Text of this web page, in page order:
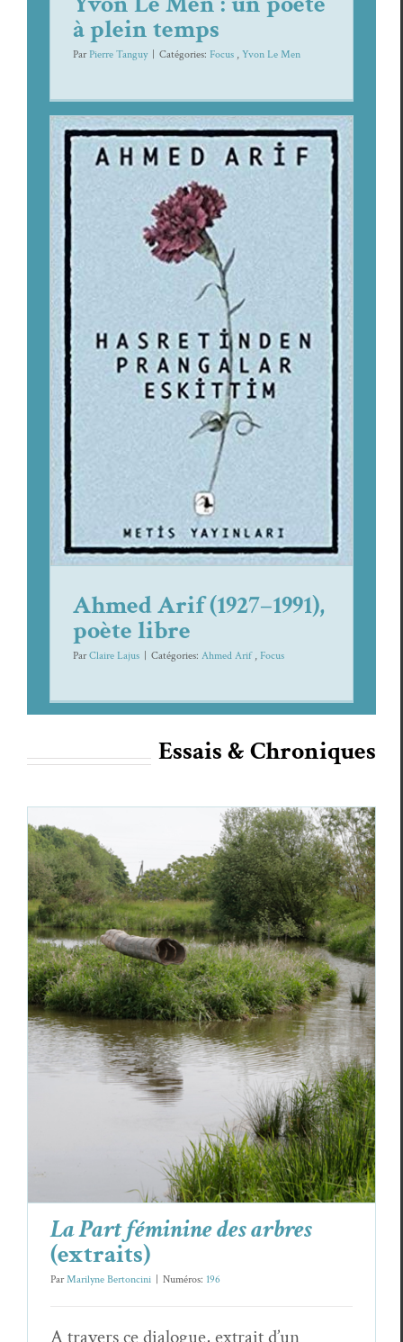
à plein temps
ParPierre Tanguy Caté­gories: Focus , Yvon Le Men
Ahmed Arif (1927–1991),
poète libre
Ahmed Arif Focus
Ahmed Arif (1927–1991),
poète libre
ParClaire Lajus Caté­gories: Ahmed Arif, Focus
Essais & Chroniques
La Part féminine des arbres(extraits)
Alice Passy Daniel Van de Velde Essais & Chroniques
La Part féminine des arbres
(extraits)
ParMarilyne Bertoncini Numéros: 196
A tra­vers ce dia­logue, extrait d’un